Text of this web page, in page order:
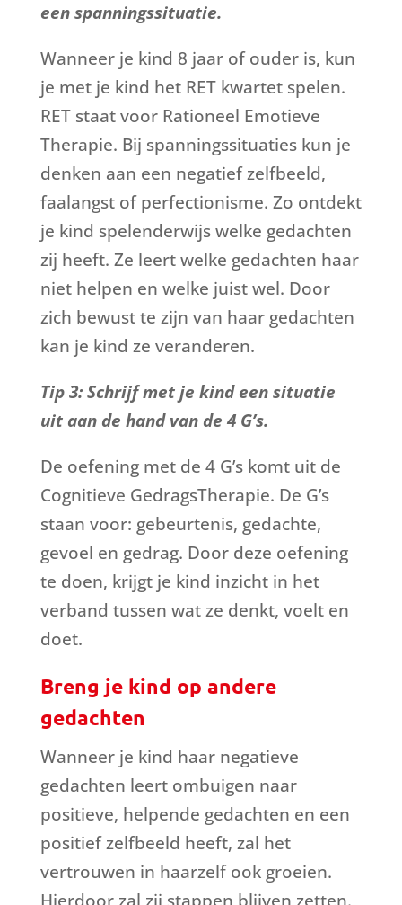
een spanningssituatie.
Wanneer je kind 8 jaar of ouder is, kun
je met je kind het RET kwartet spelen.
RET staat voor Rationeel Emotieve
Therapie. Bij spanningssituaties kun je
denken aan een negatief zelfbeeld,
faalangst of perfectionisme. Zo ontdekt
je kind spelenderwijs welke gedachten
zij heeft. Ze leert welke gedachten haar
niet helpen en welke juist wel. Door
zich bewust te zijn van haar gedachten
kan je kind ze veranderen.
Tip 3: Schrijf met je kind een situatie
uit aan de hand van de 4 G’s.
De oefening met de 4 G’s komt uit de
Cognitieve GedragsTherapie. De G’s
staan voor: gebeurtenis, gedachte,
gevoel en gedrag. Door deze oefening
te doen, krijgt je kind inzicht in het
verband tussen wat ze denkt, voelt en
doet.
Breng je kind op andere
gedachten
Wanneer je kind haar negatieve
gedachten leert ombuigen naar
positieve, helpende gedachten en een
positief zelfbeeld heeft, zal het
vertrouwen in haarzelf ook groeien.